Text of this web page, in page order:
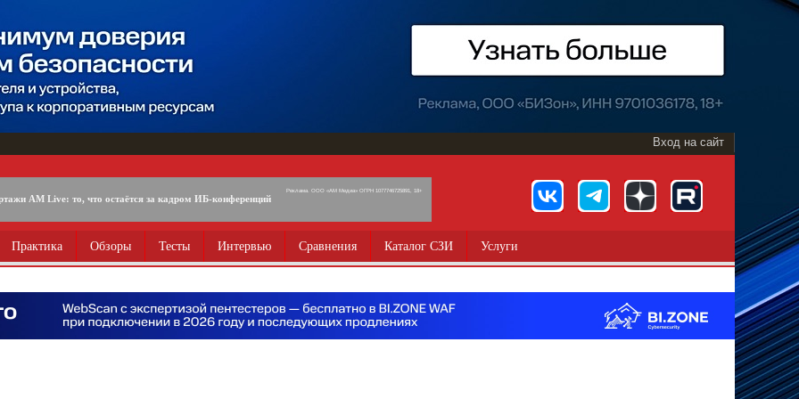
Вход на сайт
AM Live: то, что остаётся за кадром ИБ-конференций
Реклама. ООО «АМ Медиа» ОГРН 1077746725891, 18+
Практика Обзоры Тесты Интервью Сравнения Каталог СЗИ Услуги